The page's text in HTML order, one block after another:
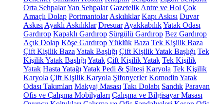
Orta SehpalarYan Sehpalar Gazetelik Antre ve Hol Çok
Amaçlı Dolap Portmantolar Askılıklar Kapı Askısı Duvar
Askısı Ayaklı Askılıklar Dresuar AyakkabılıkYatak Odası
Gardırop Kapaklı Gardırop Sürgülü Gardırop Bez Gardırop
Açık Dolap Köşe GardıropYüklük Baza Tek Kişilik Baza
Çift Kişilik Baza Yatak Başlığı Çift Kişilik Yatak Başlığı Tek
Kişilik Yatak Başlığı Yatak Çift Kişilik Yatak Tek Kişilik
Yatak Hasta Yatağı Yatak Pedi & Şiltesi Karyola Tek Kişilik
Karyola Çift Kişilik Karyola Şifonyerler Komodin Yatak
Odası Takımları Makyaj Masası Takı Dolabı Sandık Paravan
Ofis ve Çalışma Mobilyaları Çalışma ve Bilgisayar Masası